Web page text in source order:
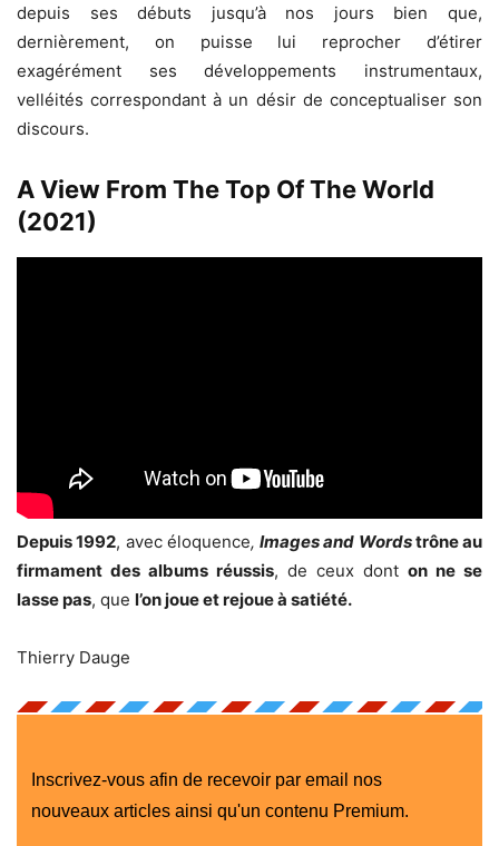
depuis ses débuts jusqu’à nos jours bien que,
dernièrement, on puisse lui reprocher d’étirer
exagérément ses développements instrumentaux,
velléités correspondant à un désir de conceptualiser son
discours.
A View From The Top Of The World
(2021)
Depuis 1992, avec éloquence, Images and Wordstrône au
firmament des albums réussis, de ceux dont on ne se
lasse pas, que l’on joue et rejoue à satiété.
Thierry Dauge
Inscrivez-vous afin de recevoir par email nos
nouveaux articles ainsi qu'un contenu Premium.